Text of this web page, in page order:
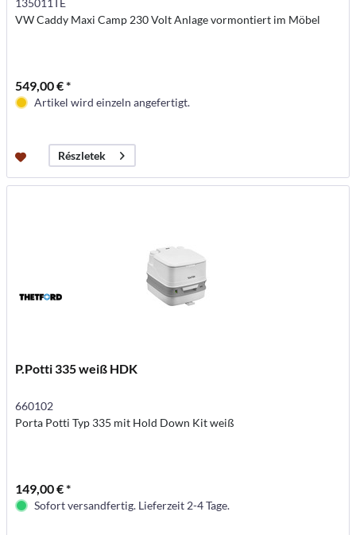
135011TE
VW Caddy Maxi Camp 230 Volt Anlage vormontiert im Möbel
549,00 € *
Artikel wird einzeln angefertigt.
Részletek
P.Potti 335 weiß HDK
660102
Porta Potti Typ 335 mit Hold Down Kit weiß
149,00 € *
Sofort versandfertig. Lieferzeit 2-4 Tage.